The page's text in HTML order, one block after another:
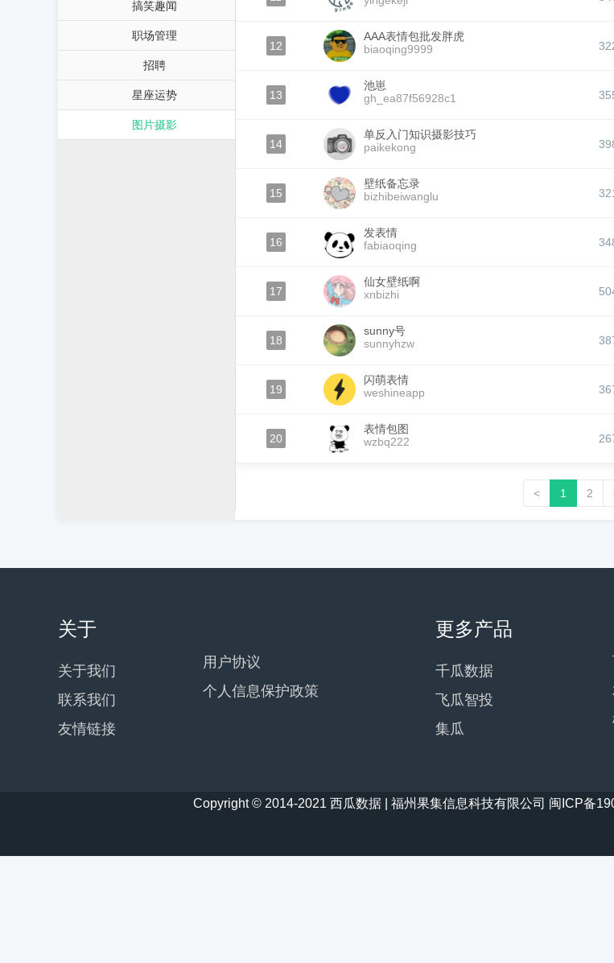
搞笑趣闻
职场管理
招聘
星座运势
图片摄影
12
AAA表情包批发胖虎
biaoqing9999
13
池崽
gh_ea87f56928c1
14
单反入门知识摄影技巧
paikekong
15
壁纸备忘录
bizhibeiwanglu
16
发表情
fabiaoqing
17
仙女壁纸啊
xnbizhi
18
sunny号
sunnyhzw
19
闪萌表情
weshineapp
20
表情包图
wzbq222
< 1 2
关于
关于我们
联系我们
友情链接
用户协议
个人信息保护政策
更多产品
千瓜数据
飞瓜智投
集瓜
Copyright © 2014-2021 西瓜数据 | 福州果集信息科技有限公司 闽ICP备